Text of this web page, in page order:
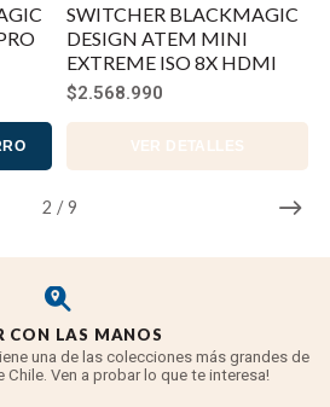
2 / 9
SWITCHER BLACKMAGIC
DESIGN ATEM MINI
EXTREME ISO 8X HDMI
$2.568.990
VER DETALLES
CON LAS MANOS
una de las colecciones más grandes de
Chile. Ven a probar lo que te interesa!